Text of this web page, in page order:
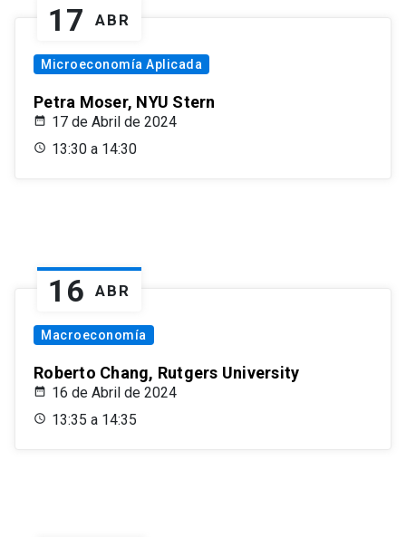
17 ABR
Microeconomía Aplicada
Petra Moser, NYU Stern
17 de Abril de 2024
13:30 a 14:30
16 ABR
Macroeconomía
Roberto Chang, Rutgers University
16 de Abril de 2024
13:35 a 14:35